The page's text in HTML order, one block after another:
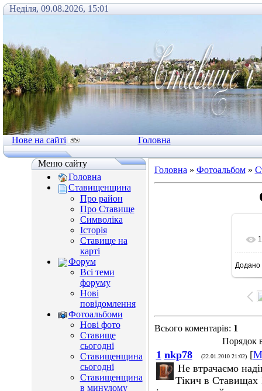
Неділя, 09.08.2026, 15:01
Нове на сайті Головна
Меню сайту
Головна
Ставищенщина
Про район
Про Ставище
Символіка
Історія
Ставище на
карті
Форум
Всі теми
форуму
Нові
повідомлення
Фотоальбоми
Нові фото
Ставище
сьогодні
Ставищенщина
сьогодні
Ставищенщина
в минулому
Головна » Фотоальбом»
Додано
Всього коментарів: 1
Порядок
1 nkp78 (22.01.2010 21:02)[
Не втрачаємо
Тікич в Ставищах